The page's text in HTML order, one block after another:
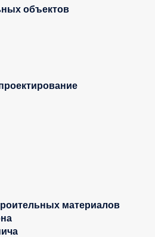
объектов
материалов